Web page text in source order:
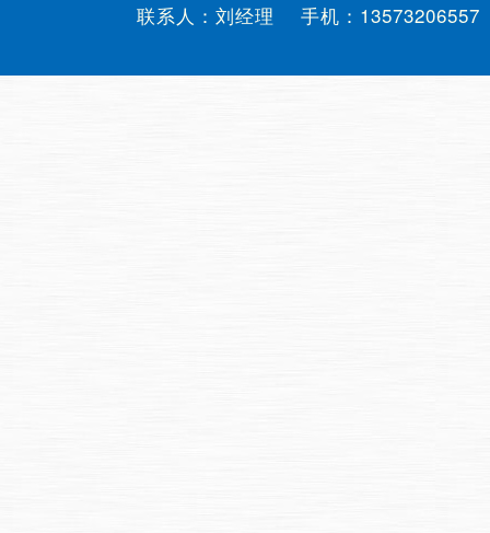
联系人：刘经理 手机： 13573206557